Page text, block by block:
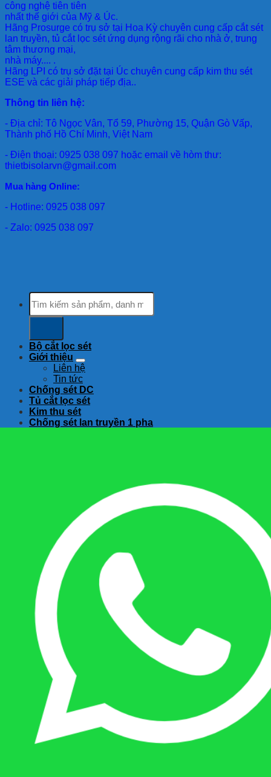
công nghệ tiên tiên
nhất thế giới của Mỹ & Úc.
Hãng Prosurge có trụ sở tại Hoa Kỳ chuyên cung cấp cắt sét
lan truyền, tủ cắt lọc sét ứng dụng rộng rãi cho nhà ở, trung
tâm thương mại,
nhà máy.... .
Hãng LPI có trụ sở đặt tại Úc chuyên cung cấp kim thu sét
ESE và các giải pháp tiếp địa..
Thông tin liên hệ:
- Địa chỉ: Tô Ngọc Vân, Tổ 59, Phường 15, Quận Gò Vấp,
Thành phố Hồ Chí Minh, Việt Nam
- Điện thoại: 0925 038 097 hoặc email về hòm thư:
thietbisolarvn@gmail.com
Mua hàng Online:
- Hotline: 0925 038 097
- Zalo: 0925 038 097
Tìm
kiếm:
Bộ cắt lọc sét
Giới thiệu
Liên hệ
Tin tức
Chống sét DC
Tủ cắt lọc sét
Kim thu sét
Chống sét lan truyền 1 pha